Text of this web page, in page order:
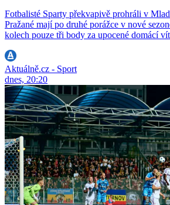
Fotbalisté Sparty překvapivě prohráli v
Pražané mají po druhé porážce v nové
kolech pouze tři body za upocené domácí
Aktuálně.cz - Sport
dnes, 20:20